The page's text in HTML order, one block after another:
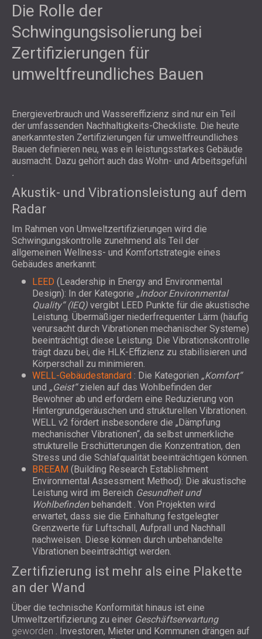
Die Rolle der
Schwingungsisolierung bei
Zertifizierungen für
umweltfreundliches Bauen
Energieverbrauch und Wassereffizienz sind nur ein Teil
der umfassenden Nachhaltigkeits-Checkliste. Die heute
anerkanntesten Zertifizierungen für umweltfreundliches
Bauen definieren neu, was ein leistungsstarkes Gebäude
ausmacht. Dazu gehört auch das Wohn- und Arbeitsgefühl
.
Akustik- und Vibrationsleistung auf dem
Radar
Im Rahmen von Umweltzertifizierungen wird die
Schwingungskontrolle zunehmend als Teil der
allgemeinen Wellness- und Komfortstrategie eines
Gebäudes anerkannt:
LEED (Leadership in Energy and Environmental
Design): In der Kategorie „Indoor Environmental
Quality“ (IEQ) vergibt LEED Punkte für die akustische
Leistung. Übermäßiger niederfrequenter Lärm (häufig
verursacht durch Vibrationen mechanischer Systeme)
beeinträchtigt diese Leistung. Die Vibrationskontrolle
trägt dazu bei, die HLK-Effizienz zu stabilisieren und
Körperschall zu minimieren.
WELL-Gebäudestandard : Die Kategorien „Komfort“
und „Geist“ zielen auf das Wohlbefinden der
Bewohner ab und erfordern eine Reduzierung von
Hintergrundgeräuschen und strukturellen Vibrationen.
WELL v2 fördert insbesondere die „Dämpfung
mechanischer Vibrationen“, da selbst unmerkliche
strukturelle Erschütterungen die Konzentration, den
Stress und die Schlafqualität beeinträchtigen können.
BREEAM (Building Research Establishment
Environmental Assessment Method): Die akustische
Leistung wird im Bereich Gesundheit und
Wohlbefindenbehandelt . Von Projekten wird
erwartet, dass sie die Einhaltung festgelegter
Grenzwerte für Luftschall, Aufprall und Nachhall
nachweisen. Diese können durch unbehandelte
Vibrationen beeinträchtigt werden.
Zertifizierung ist mehr als eine Plakette
an der Wand
Über die technische Konformität hinaus ist eine
Umweltzertifizierung zu einer Geschäftserwartung
geworden
. Investoren, Mieter und Kommunen drängen auf